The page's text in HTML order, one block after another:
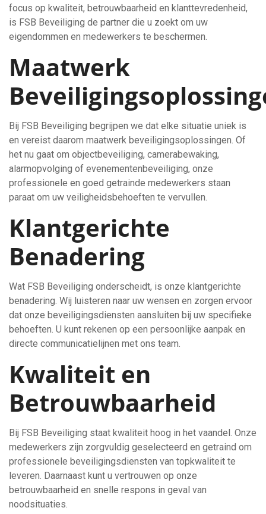
focus op kwaliteit, betrouwbaarheid en klanttevredenheid,
is FSB Beveiliging de partner die u zoekt om uw
eigendommen en medewerkers te beschermen.
Maatwerk
Bij FSB Beveiliging begrijpen we dat elke situatie uniek is
en vereist daarom maatwerk beveiligingsoplossingen. Of
het nu gaat om objectbeveiliging, camerabewaking,
alarmopvolging of evenementenbeveiliging, onze
professionele en goed getrainde medewerkers staan
paraat om uw veiligheidsbehoeften te vervullen.
Klantgerichte
Benadering
Wat FSB Beveiliging onderscheidt, is onze klantgerichte
benadering. Wij luisteren naar uw wensen en zorgen ervoor
dat onze beveiligingsdiensten aansluiten bij uw specifieke
behoeften. U kunt rekenen op een persoonlijke aanpak en
directe communicatielijnen met ons team.
Kwaliteit en
Betrouwbaarheid
Bij FSB Beveiliging staat kwaliteit hoog in het vaandel. Onze
medewerkers zijn zorgvuldig geselecteerd en getraind om
professionele beveiligingsdiensten van topkwaliteit te
leveren. Daarnaast kunt u vertrouwen op onze
betrouwbaarheid en snelle respons in geval van
noodsituaties.